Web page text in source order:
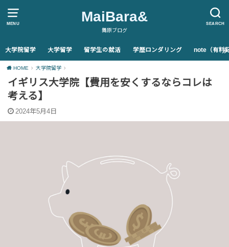
MENU SEARCH
MaiBara&
舞原ブログ
大学院留学 大学留学 留学生の就活 学歴ロンダリング note（有料
HOME 大学院留学
イギリス大学院【費用を安くするならコレは
考える】
2024年5月4日